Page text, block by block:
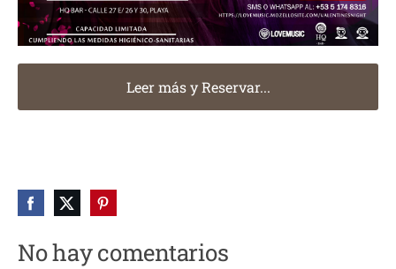
Leer más y Reservar...
No hay comentarios